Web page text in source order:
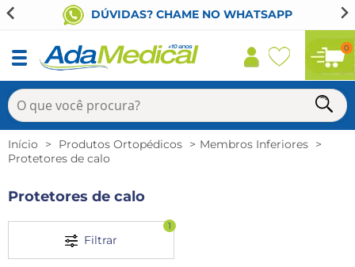
DÚVIDAS? CHAME NO WHATSAPP
0
Início Produtos Ortopédicos
Membros Inferiores
Protetores de calo
Protetores de calo
Filtrar
1